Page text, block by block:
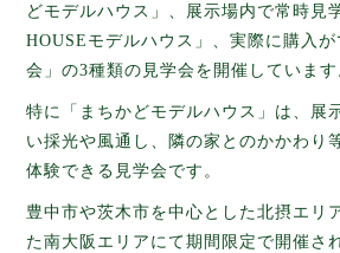
どモデルハウス」、展示場内で常時見
HOUSEモデルハウス」、実際に購入
会」の3種類の見学会を開催しています
特に「まちかどモデルハウス」は、展
い採光や風通し、隣の家とのかかわり
体験できる見学会です。
豊中市や茨木市を中心とした北摂エリ
た南大阪エリアにて期間限定で開催さ